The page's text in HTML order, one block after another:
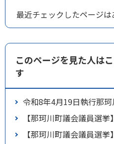
最近チェックしたページは
このページを見た人は
す
令和8年4月19日執行那
【那珂川町議会議員選
【那珂川町議会議員選